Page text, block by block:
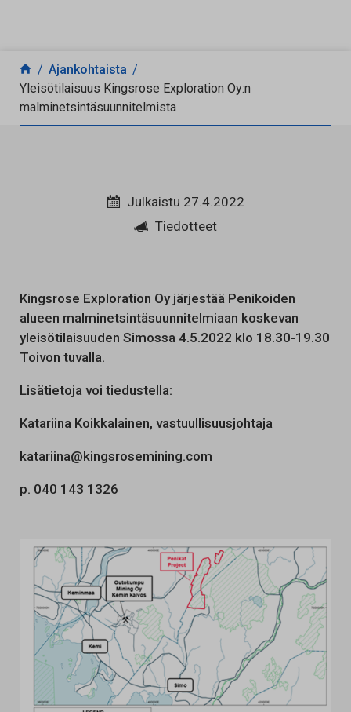
Siirry sisältöön
Ajankohtaista
Yleisötilaisuus Kingsrose Exploration Oy:n
malminetsintäsuunnitelmista
Julkaistu 27.4.2022
Tiedotteet
Kingsrose Exploration Oy järjestää Penikoiden
alueen malminetsintäsuunnitelmiaan koskevan
yleisötilaisuuden Simossa 4.5.2022 klo 18.30-19.30
Toivon tuvalla.
Lisätietoja voi tiedustella:
Katariina Koikkalainen, vastuullisuusjohtaja
katariina@kingsrosemining.com
p. 040 143 1326